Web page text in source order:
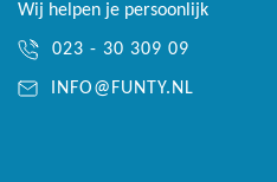
Wij helpen je persoonlijk
023 - 30 309 09
INFO@FUNTY.NL